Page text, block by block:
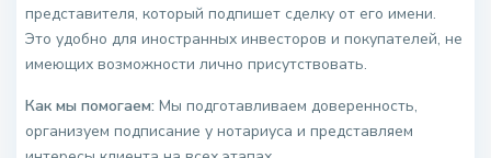
представителя, который подпишет сделку от его имени.
Это удобно для иностранных инвесторов и покупателей, не
имеющих возможности лично присутствовать.
Как мы помогаем: Мы подготавливаем доверенность,
организуем подписание у нотариуса и представляем